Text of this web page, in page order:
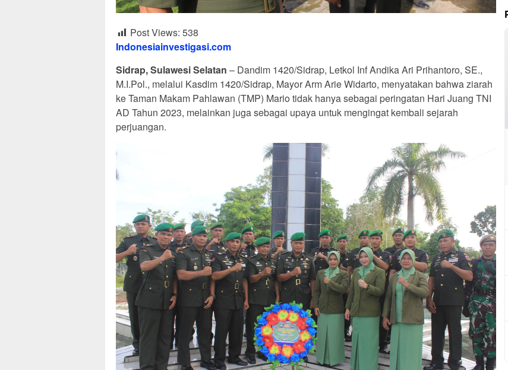
Post Views: 538
Indonesiainvestigasi.com
Sidrap, Sulawesi Selatan – Dandim 1420/Sidrap, Letkol Inf Andika Ari Prihantoro, SE.,
M.I.Pol., melalui Kasdim 1420/Sidrap, Mayor Arm Arie Widarto, menyatakan bahwa ziarah
ke Taman Makam Pahlawan (TMP) Mario tidak hanya sebagai peringatan Hari Juang TNI
AD Tahun 2023, melainkan juga sebagai upaya untuk mengingat kembali sejarah
perjuangan.